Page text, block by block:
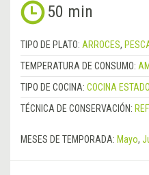
50 min
TIPO DE PLATO: ARROCES,
TEMPERATURA DE CONSUMO:
TIPO DE COCINA: COCINA
TÉCNICA DE CONSERVACIÓN:
MESES DE TEMPORADA: Mayo,